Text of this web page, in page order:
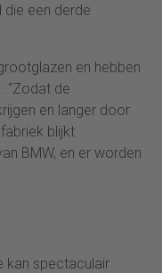
die een derde
en hebben
“Zodat de
en langer door
blijkt
BMW, en er worden
kan spectaculair